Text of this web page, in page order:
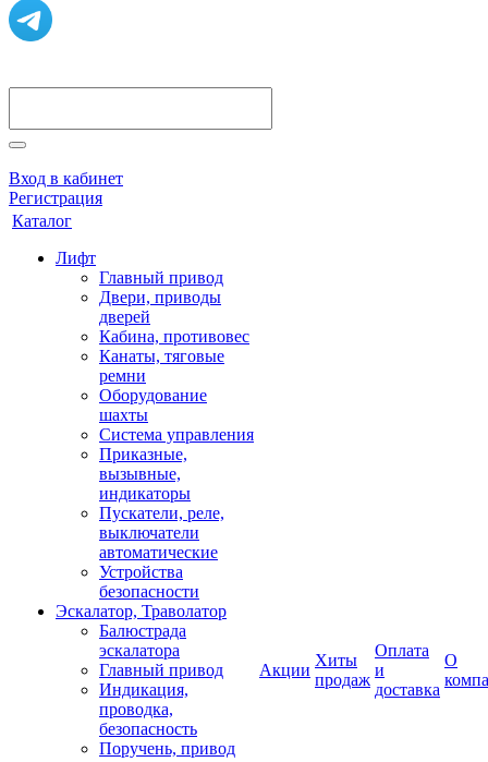
Вход в кабинет
Регистрация
Каталог
Лифт
Главный привод
Двери, приводы
дверей
Кабина, противовес
Канаты, тяговые
ремни
Оборудование
шахты
Система управления
Приказные,
вызывные,
индикаторы
Пускатели, реле,
выключатели
автоматические
Устройства
безопасности
Эскалатор, Траволатор
Балюстрада
эскалатора
Главный привод
Индикация,
проводка,
безопасность
Поручень, привод
Акции
Хиты
продаж
Оплата
и
доставка
О